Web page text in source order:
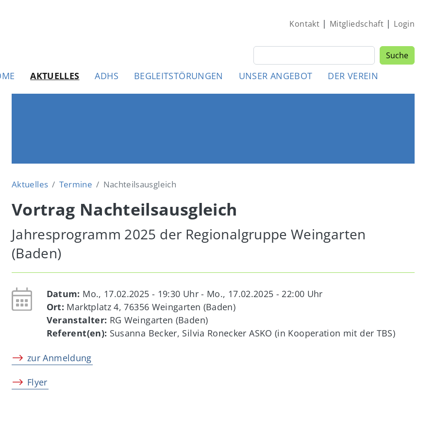
Suche Suche
Kontakt| Mitgliedschaft | Login
AKTUELLES ADHS BEGLEITSTÖRUNGEN UNSER ANGEBOT DER VEREIN
Aktuelles Termine Nachteilsausgleich
Vortrag Nachteilsausgleich
Jahresprogramm 2025 der Regionalgruppe Weingarten
(Baden)
Datum: Mo., 17.02.2025 - 19:30 Uhr - Mo., 17.02.2025 - 22:00 Uhr
Ort: Marktplatz 4, 76356 Weingarten (Baden)
Veranstalter: RG Weingarten (Baden)
Referent(en): Susanna Becker, Silvia Ronecker ASKO (in Kooperation mit der TBS)
zur Anmeldung
Flyer